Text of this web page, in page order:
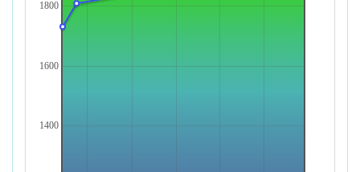
1400
1600
1800